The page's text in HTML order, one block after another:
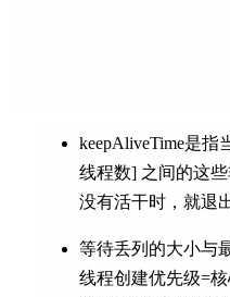
keepAliveTime是
线程数] 之间的这
没有活干时，就退
等待丢列的大小与
线程创建优先级=